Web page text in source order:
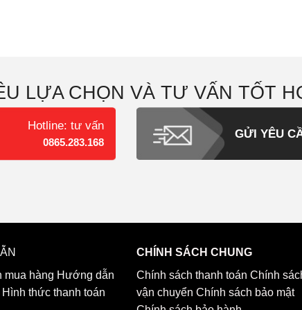
LỰA CHỌN VÀ TƯ VẤN TỐT
Hotline: tư vấn
0865.283.168
GỬI YÊU
mua hàng Hướng dẫn
Hình thức thanh toán
CHÍNH SÁCH CHUNG
Chính sách thanh toán Chính
vận chuyển Chính sách bảo mật